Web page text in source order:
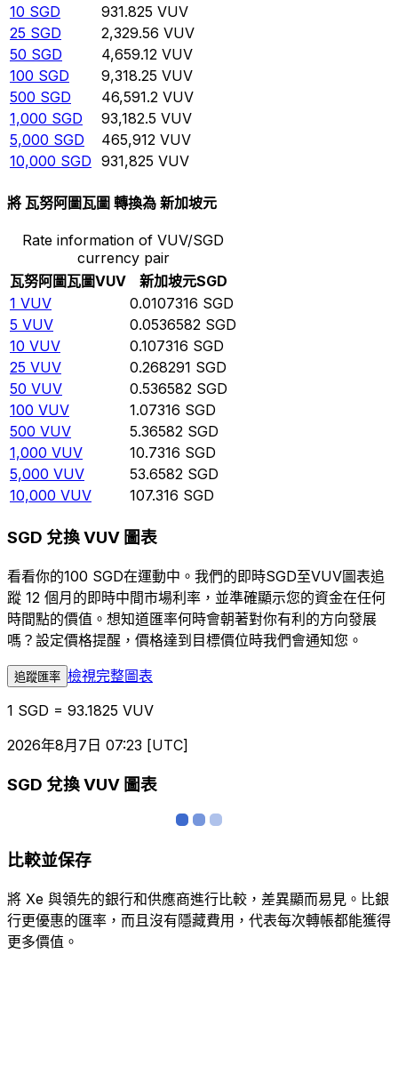
10 SGD 931.825 VUV
25 SGD 2,329.56 VUV
50 SGD 4,659.12 VUV
100 SGD 9,318.25 VUV
500 SGD 46,591.2 VUV
1,000 SGD 93,182.5 VUV
5,000 SGD 465,912 VUV
10,000 SGD 931,825 VUV
將 瓦努阿圖瓦圖 轉換為 新加坡元
Rate information of VUV/SGD
currency pair
瓦努阿圖瓦圖VUV 新加坡元SGD
1 VUV 0.0107316 SGD
5 VUV 0.0536582 SGD
10 VUV 0.107316 SGD
25 VUV 0.268291 SGD
50 VUV 0.536582 SGD
100 VUV 1.07316 SGD
500 VUV 5.36582 SGD
1,000 VUV 10.7316 SGD
5,000 VUV 53.6582 SGD
10,000 VUV 107.316 SGD
SGD 兌換 VUV 圖表
看看你的100 SGD在運動中。我們的即時SGD至VUV圖表追
蹤 12 個月的即時中間市場利率，並準確顯示您的資金在任何
時間點的價值。想知道匯率何時會朝著對你有利的方向發展
嗎？設定價格提醒，價格達到目標價位時我們會通知您。
追蹤匯率 檢視完整圖表
1 SGD = 93.1825 VUV
2026年8月7日 07:23 [UTC]
SGD 兌換 VUV 圖表
比較並保存
將 Xe 與領先的銀行和供應商進行比較，差異顯而易見。比銀
行更優惠的匯率，而且沒有隱藏費用，代表每次轉帳都能獲得
更多價值。